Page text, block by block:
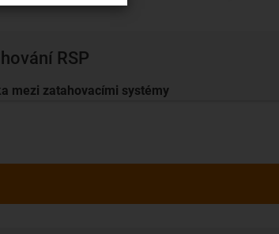
RSP
mezi zatahovacími systémy